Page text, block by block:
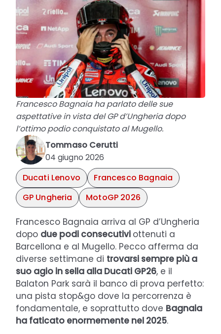
Francesco Bagnaia ha parlato delle sue
aspettative in vista del GP d’Ungheria dopo
l’ottimo podio conquistato al Mugello.
Tommaso Cerutti
04 giugno 2026
Ducati Lenovo
Francesco Bagnaia
GP Ungheria
MotoGP 2026
Francesco Bagnaia arriva al GP d’Ungheria
dopo due podi consecutivi ottenuti a
Barcellona e al Mugello. Pecco afferma da
diverse settimane di trovarsi sempre più a
suo agio in sella alla Ducati GP26, e il
Balaton Park sarà il banco di prova perfetto:
una pista stop&go dove la percorrenza è
fondamentale, e soprattutto dove Bagnaia
ha faticato enormemente nel 2025.